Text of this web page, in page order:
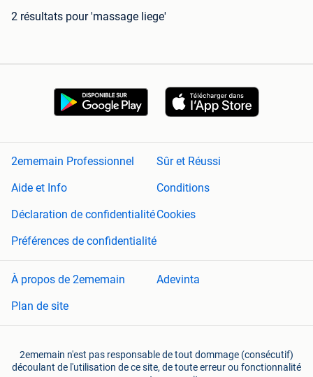
2 résultats pour 'massage liege'
2ememain Professionnel
Sûr et Réussi
Aide et Info
Conditions
Déclaration de confidentialitéCookies
Préférences de confidentialité
À propos de 2ememain
Adevinta
Plan de site
2ememain n'est pas responsable de tout dommage (consécutif)
découlant de l'utilisation de ce site, de toute erreur ou fonctionnalité